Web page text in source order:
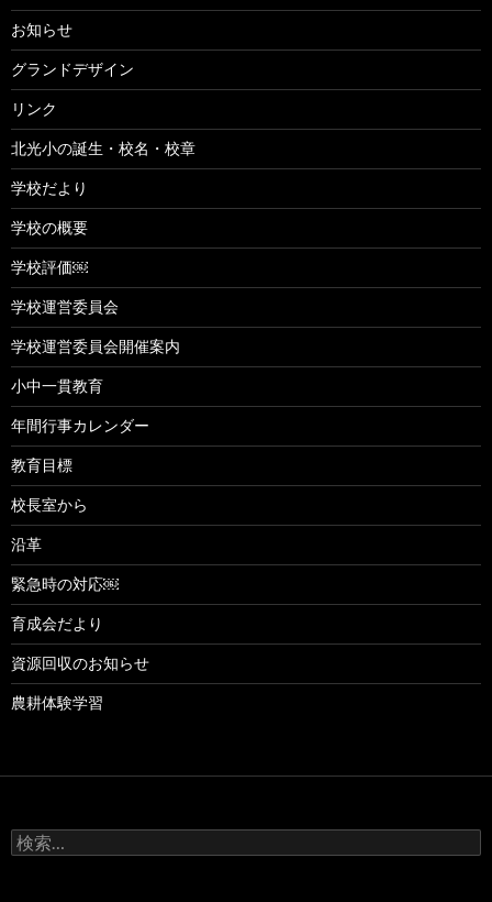
お知らせ
グランドデザイン
リンク
北光小の誕生・校名・校章
学校だより
学校の概要
学校評価￼
学校運営委員会
学校運営委員会開催案内
小中一貫教育
年間行事カレンダー
教育目標
校長室から
沿革
緊急時の対応￼
育成会だより
資源回収のお知らせ
農耕体験学習
検
索: